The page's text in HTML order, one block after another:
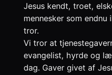
Jesus kendt, troet,
mennesker som endnu
tror.
Vi tror at
evangelist, hyrde og
dag. Gaver givet af